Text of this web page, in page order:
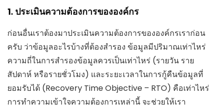
1. ประเมินความต้องการขององค์กร
ก่อนอื่นเราต้องมาประเมินความต้องการขององค์กรเราก่อน
ครับ ว่าข้อมูลอะไรบ้างที่ต้องสำรอง ข้อมูลมีปริมาณเท่าไหร่
ความถี่ในการสำรองข้อมูลควรเป็นเท่าไหร่ (รายวัน ราย
สัปดาห์ หรือรายชั่วโมง) และระยะเวลาในการกู้คืนข้อมูลที่
ยอมรับได้ (Recovery Time Objective – RTO) คือเท่าไหร่
การทำความเข้าใจความต้องการเหล่านี้ จะช่วยให้เรา